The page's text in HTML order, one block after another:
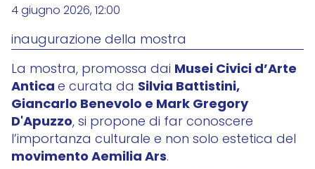
4 giugno 2026, 12:00
inaugurazione della mostra
La mostra, promossa dai Musei Civici d’Arte
Anticae curata da Silvia Battistini,
Giancarlo Benevolo e Mark Gregory
D'Apuzzo, si propone di far conoscere
l’importanza culturale e non solo estetica del
movimento Aemilia Ars.